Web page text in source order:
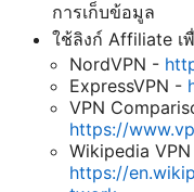
การเก็บข้อมูล
ใช้ลิงก์ Affiliate เ
NordVPN -
ExpressVPN -
VPN
https://
Wikipedia
https://